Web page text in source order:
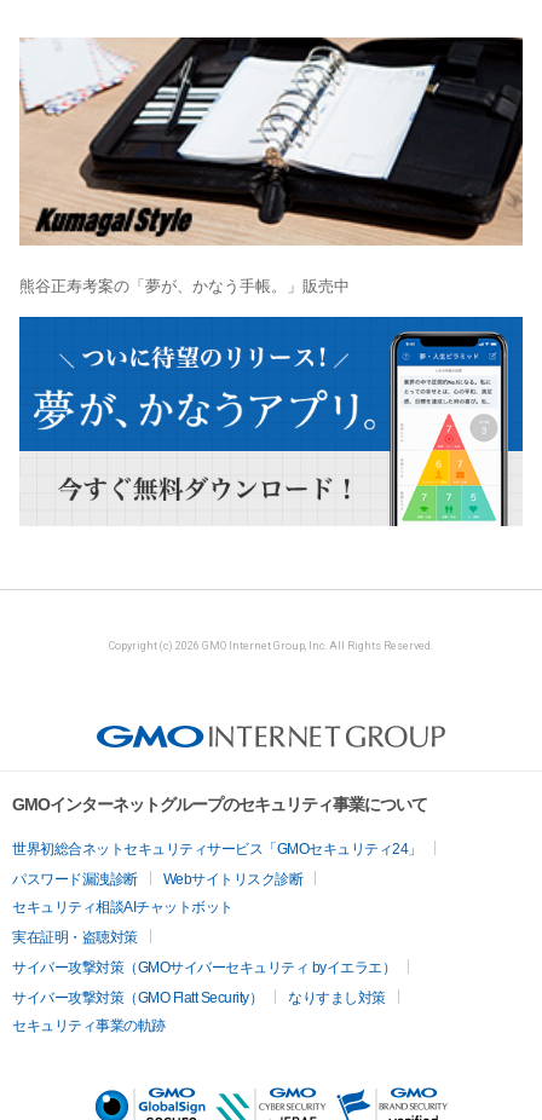
熊谷正寿考案の「夢が、かなう手帳。」販売中
Copyright (c) 2026 GMO Internet Group, Inc. All Rights Reserved.
GMOインターネットグループのセキュリティ事業について
世界初総合ネットセキュリティサービス「GMOセキュリティ24」
パスワード漏洩診断
Webサイトリスク診断
セキュリティ相談AIチャットボット
実在証明・盗聴対策
サイバー攻撃対策（GMOサイバーセキュリティ byイエラエ）
サイバー攻撃対策（GMO Flatt Security）
なりすまし対策
セキュリティ事業の軌跡